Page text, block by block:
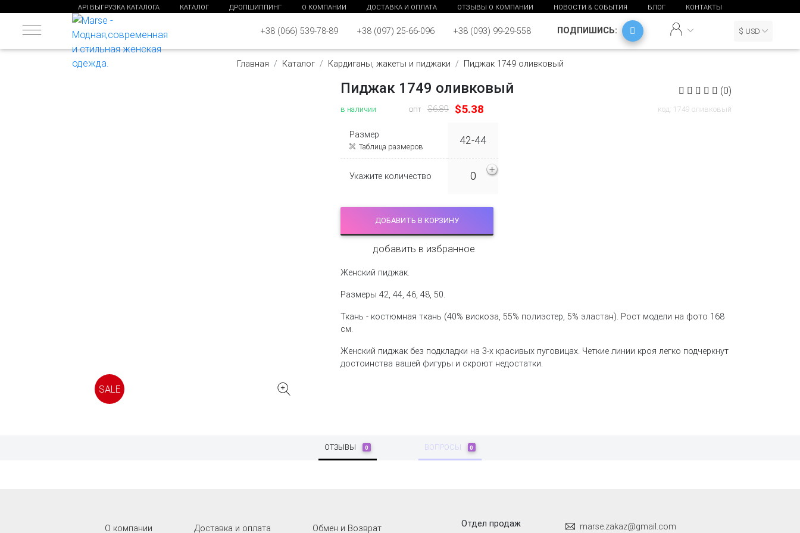
API ВЫГРУЗКА КАТАЛОГА КАТАЛОГ ДРОПШИППИНГ О КОМПАНИИ ДОСТАВКА И ОПЛАТА ОТЗЫВЫ О КОМПАНИИ НОВОСТИ & СОБЫТИЯ БЛОГ КОНТАКТЫ
+38 (066) 539-78-89 +38 (097) 25-66-096 +38 (093) 99-29-558 ПОДПИШИСЬ: $ USD
Главная Каталог Кардиганы, жакеты и пиджаки Пиджак 1749 оливковый
SALE
Пиджак 1749 оливковый (0)
в наличии опт $6.89 $5.38 код: 1749 оливковый
Размер
Таблица размеров 42-44
Укажите количество
ДОБАВИТЬ В КОРЗИНУ
добавить в избранное
Женский пиджак.
Размеры 42, 44, 46, 48, 50.
Ткань - костюмная ткань (40% вискоза, 55% полиэстер, 5% эластан). Рост модели на фото 168
см.
Женский пиджак без подкладки на 3-х красивых пуговицах. Четкие линии кроя легко подчеркнут
достоинства вашей фигуры и скроют недостатки.
ОТЗЫВЫ 0 ВОПРОСЫ 0
О компании Доставка и оплата Обмен и Возврат Отдел продаж marse.zakaz@gmail.com